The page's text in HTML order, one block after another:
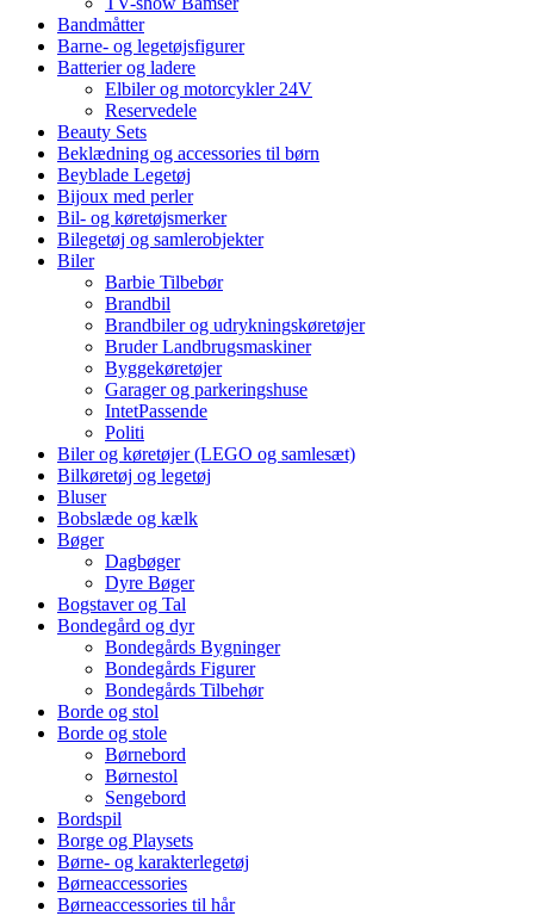
Bandmåtter
Barne- og legetøjsfigurer
Batterier og ladere
Elbiler og motorcykler 24V
Reservedele
Beauty Sets
Beklædning og accessories til børn
Beyblade Legetøj
Bijoux med perler
Bil- og køretøjsmerker
Bilegetøj og samlerobjekter
Biler
Barbie Tilbebør
Brandbil
Brandbiler og udrykningskøretøjer
Bruder Landbrugsmaskiner
Byggekøretøjer
Garager og parkeringshuse
IntetPassende
Politi
Biler og køretøjer (LEGO og samlesæt)
Bilkøretøj og legetøj
Bluser
Bobslæde og kælk
Bøger
Dagbøger
Dyre Bøger
Bogstaver og Tal
Bondegård og dyr
Bondegårds Bygninger
Bondegårds Figurer
Bondegårds Tilbehør
Borde og stol
Borde og stole
Børnebord
Børnestol
Sengebord
Bordspil
Borge og Playsets
Børne- og karakterlegetøj
Børneaccessories
Børneaccessories til hår